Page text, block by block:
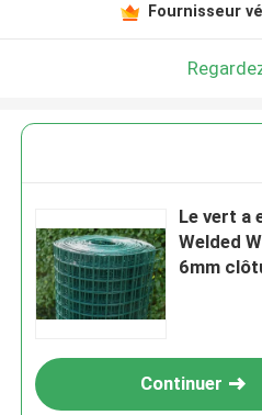
Fournisseur
Le vert a
Welded
6mm
Continuer